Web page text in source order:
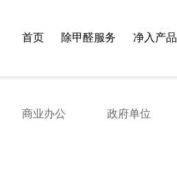
首页 除甲醛服务 净入产品
商业办公 政府单位